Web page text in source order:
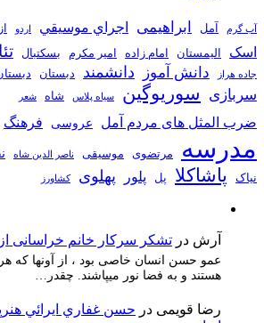
آب گرم آمل ابراهیمی اجراي موسيقي اردو
اسک الیمستان امام زاده امیر مکرم بسکتبال
جاده هراز دانش آموز دانشمند دبستان
سربازی
سوریوگین سیاه پلاس شاه شعر
ضرب المثل های مردم آمل عروسی فرهنگ
مدرسه مرتضوی موسیقی ناصر الدین شاه
نیاک پاشاکلا پل پلور پهلوی کشاورز
آرش در تشکر سرکار خانم خراسانی
عمو حسن انسان خاصی بود ، از آونها که
هستند و به فضا نور میپاشند. چقدر…
رضا قویمی در